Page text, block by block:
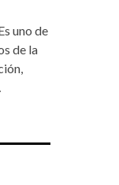
uno de
de la